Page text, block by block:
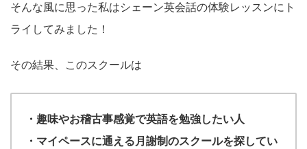
そんな風に思った私はシェーン英会話の体験レッスンにト
ライしてみました！
その結果、このスクールは
・趣味やお稽古事感覚で英語を勉強したい人
・マイペースに通える月謝制のスクールを探してい